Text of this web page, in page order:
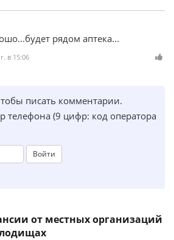
рядом аптека...
в 15:06
писать комментарии.
телефона (9 цифр: код оператора
Войти
от местных организаций